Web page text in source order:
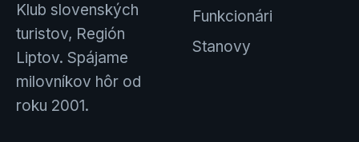
Klub slovenských
turistov, Región
Liptov. Spájame
milovníkov hôr od
roku 2001.
Funkcionári
Stanovy